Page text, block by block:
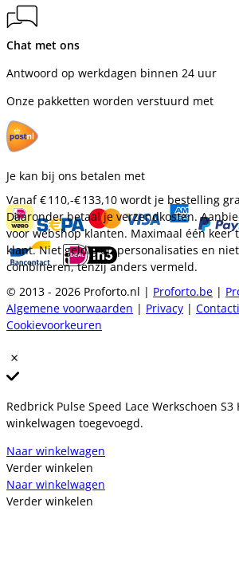
Chat met ons
Antwoord op werkdagen binnen 24 uur
Onze pakketten worden verstuurd met
Je kan bij ons betalen met
Vanaf€ 110,-€ 133,10 wordt je bestelling
Daaronder betaal je verzendkosten.
voor webshop klanten. Maximaal één keer
klant. Niet geldig op personalisaties en
combineren, tenzij anders vermeld.
© 2013 - 2026 Proforto.nl | Proforto.be |
Algemene voorwaarden | Privacy |
Cookievoorkeuren
Redbrick Pulse Speed Lace Werkschoen S3
winkelwagen toegevoegd.
Naar winkelwagen
Verder winkelen
Naar winkelwagen
Verder winkelen